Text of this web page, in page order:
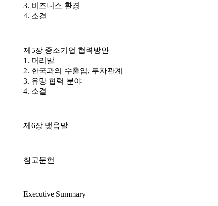
3. 비즈니스 환경
4. 소결
제5장 중소기업 협력방안
1. 머리말
2. 한국과의 수출입, 투자관계
3. 유망 협력 분야
4. 소결
제6장 맺음말
참고문헌
Executive Summary